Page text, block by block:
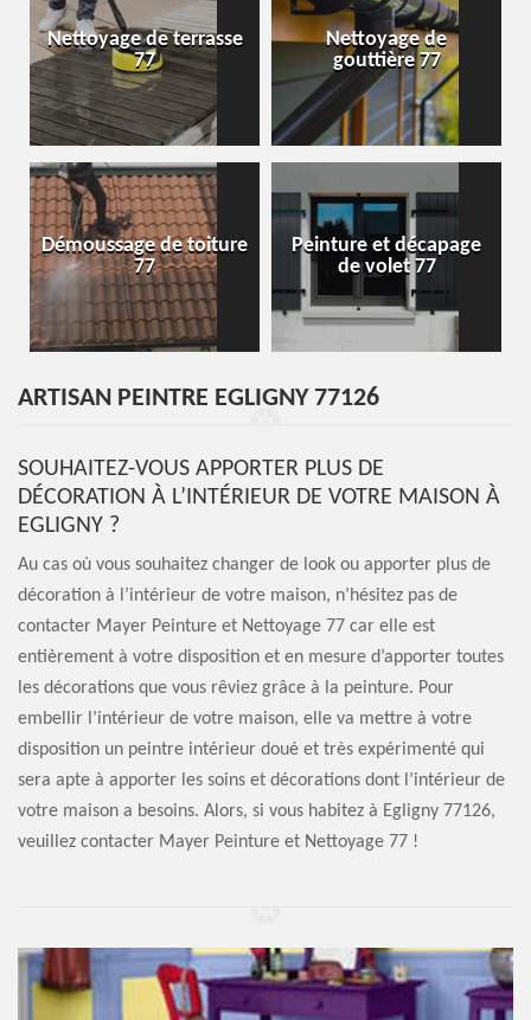
Nettoyage de terrasse
77
Nettoyage de
gouttière 77
Démoussage de toiture
77
Peinture et décapage
de volet 77
ARTISAN PEINTRE EGLIGNY 77126
SOUHAITEZ-VOUS APPORTER PLUS DE
DÉCORATION À L’INTÉRIEUR DE VOTRE MAISON À
EGLIGNY ?
Au cas où vous souhaitez changer de look ou apporter plus de
décoration à l’intérieur de votre maison, n’hésitez pas de
contacter Mayer Peinture et Nettoyage 77 car elle est
entièrement à votre disposition et en mesure d’apporter toutes
les décorations que vous rêviez grâce à la peinture. Pour
embellir l’intérieur de votre maison, elle va mettre à votre
disposition un peintre intérieur doué et très expérimenté qui
sera apte à apporter les soins et décorations dont l’intérieur de
votre maison a besoins. Alors, si vous habitez à Egligny 77126,
veuillez contacter Mayer Peinture et Nettoyage 77 !